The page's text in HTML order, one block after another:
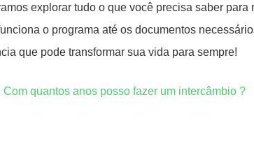
explorar tudo o que você precisa saber para
o programa até os documentos
que pode transformar sua vida para sempre!
Com quantos anos posso fazer um intercâmbio ?